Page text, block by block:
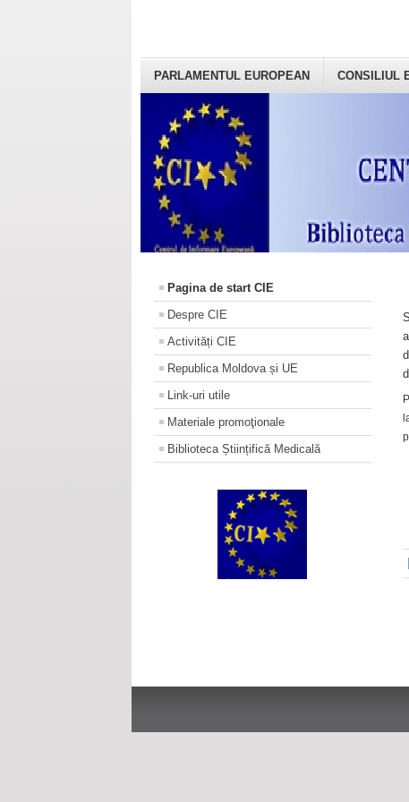
PARLAMENTUL EUROPEAN CONSILIUL
Pagina de start CIE
Despre CIE
Activități CIE
Republica Moldova și UE
Link-uri utile
Materiale promoţionale
Biblioteca Științifică Medicală